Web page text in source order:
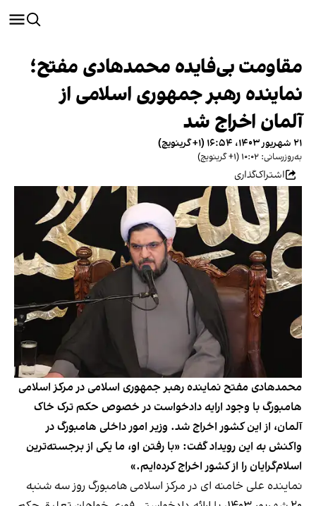
مقاومت بی‌فایده محمدهادی مفتح؛
نماینده رهبر جمهوری اسلامی از
آلمان اخراج شد
۲۱ شهریور ۱۴۰۳، ۱۶:۵۴ (‎+۱ گرینویچ)
به‌روزرسانی: ۱۰:۰۲ (‎+۱ گرینویچ)
اشتراک‌گذاری
محمدهادی مفتح نماینده رهبر جمهوری اسلامی در مرکز اسلامی
هامبورگ با وجود ارایه دادخواست در خصوص حکم ترک خاک
آلمان، از این کشور اخراج شد. وزیر امور داخلی هامبورگ در
واکنش به این رویداد گفت: «با رفتن او، ما یکی از برجسته‌ترین
اسلام‌گرایان را از کشور اخراج کرده‌ایم.»
نماینده علی خامنه ای در مرکز اسلامی هامبورگ روز سه شنبه